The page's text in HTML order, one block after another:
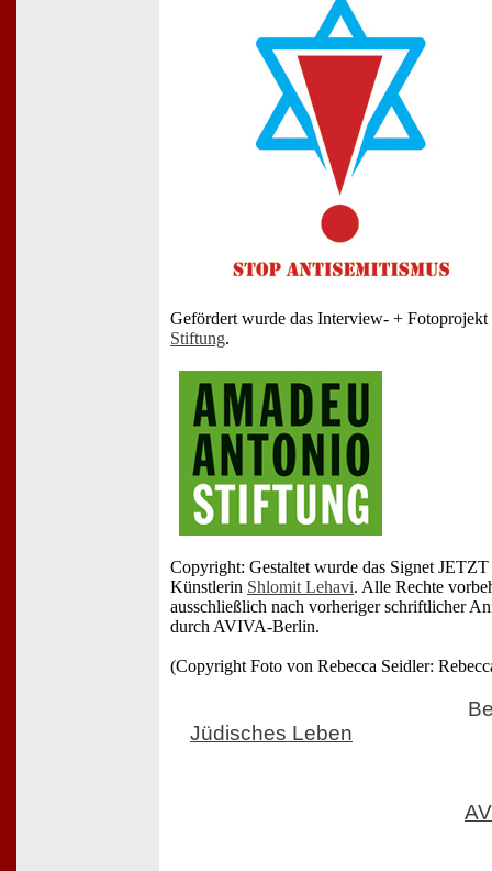
Gefördert wurde das Interview- +
Stiftung.
Copyright: Gestaltet wurde das Signet
Künstlerin Shlomit Lehavi. Alle Rechte
ausschließlich nach vorheriger schriftlicher
durch AVIVA-Berlin.
(Copyright Foto von Rebecca Seidler:
Jüdisches Leben